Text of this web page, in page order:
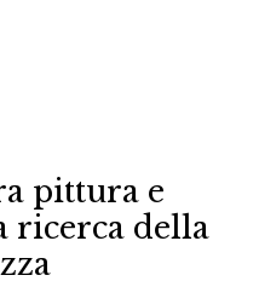
pittura e
ricerca della